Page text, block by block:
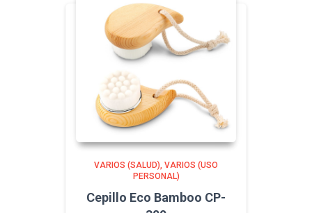
VARIOS (SALUD) VARIOS (USO
PERSONAL)
Cepillo Eco Bamboo CP-